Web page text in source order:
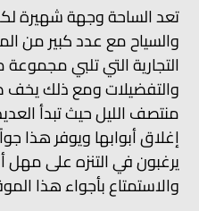
تعد الساحة وجهة شهيرة
والسياح مع عدد كبير من
التجارية التي تلبي
والتفضيلات ومع ذلك
منتصف الليل حيث تبدأ
إغلاق أبوابها ويوفر هذا
يرغبون في التنزه على مهل
والاستمتاع بأجواء هذا